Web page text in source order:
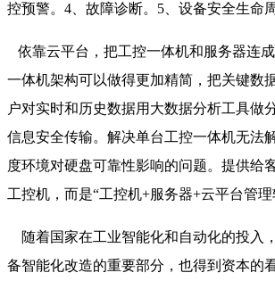
控预警。4、故障诊断。5、设备安全生命
依靠云平台，把工控一体机和服务器连
一体机架构可以做得更加精简，把关键数
户对实时和历史数据用大数据分析工具做
信息安全传输。解决单台工控一体机无法
度环境对硬盘可靠性影响的问题。提供给
工控机，而是“工控机+服务器+云平台管理
随着国家在工业智能化和自动化的投入
备智能化改造的重要部分，也得到资本的